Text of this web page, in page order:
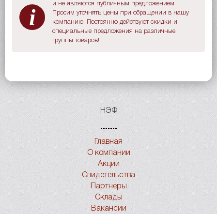
i
и не являются публичным предложением.
Просим уточнять цены при обращении в нашу
компанию. Постоянно действуют скидки и
специальные предложения на различные
группы товаров!
НЭФ
Главная
О компании
Акции
Свидетельства
Партнеры
Склады
Вакансии